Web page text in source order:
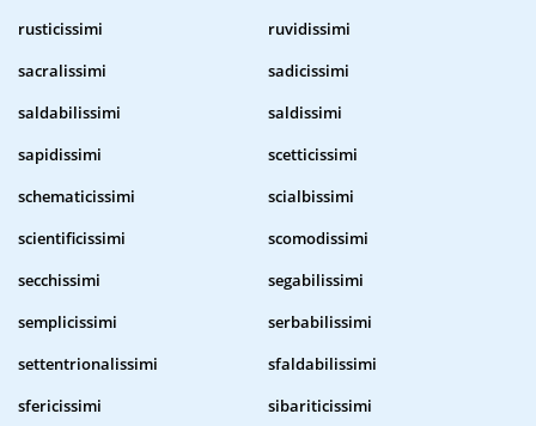
rusticissimi
ruvidissimi
sacralissimi
sadicissimi
saldabilissimi
saldissimi
sapidissimi
scetticissimi
schematicissimi
scialbissimi
scientificissimi
scomodissimi
secchissimi
segabilissimi
semplicissimi
serbabilissimi
settentrionalissimi
sfaldabilissimi
sfericissimi
sibariticissimi